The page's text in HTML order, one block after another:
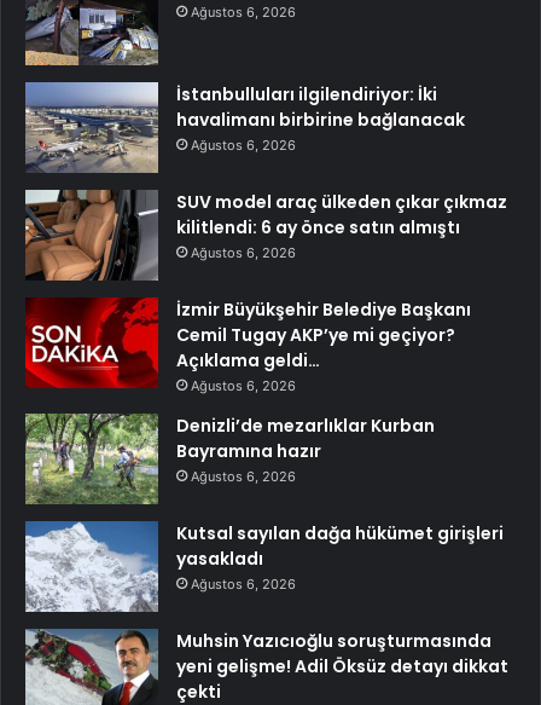
Ağustos 6, 2026
İstanbulluları ilgilendiriyor: İki
havalimanı birbirine bağlanacak
Ağustos 6, 2026
SUV model araç ülkeden çıkar çıkmaz
kilitlendi: 6 ay önce satın almıştı
Ağustos 6, 2026
İzmir Büyükşehir Belediye Başkanı
Cemil Tugay AKP’ye mi geçiyor?
Açıklama geldi…
Ağustos 6, 2026
Denizli’de mezarlıklar Kurban
Bayramına hazır
Ağustos 6, 2026
Kutsal sayılan dağa hükümet girişleri
yasakladı
Ağustos 6, 2026
Muhsin Yazıcıoğlu soruşturmasında
yeni gelişme! Adil Öksüz detayı dikkat
çekti